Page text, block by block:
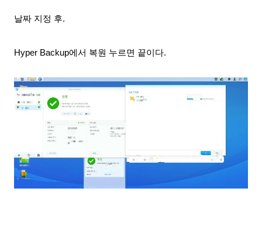
날짜 지정 후.
Hyper Backup에서 복원 누르면 끝이다.